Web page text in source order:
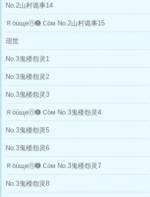
No.2山村诡事14
Ｒòùщеⓝ➑.Ⅽòм No.2山村诡事15
现世
No.3鬼楼怨灵1
No.3鬼楼怨灵2
No.3鬼楼怨灵3
Ｒòùщеⓝ➑.Ⅽòм No.3鬼楼怨灵4
No.3鬼楼怨灵5
No.3鬼楼怨灵6
Ｒòùщеⓝ➑.Ⅽòм No.3鬼楼怨灵7
No.3鬼楼怨灵8